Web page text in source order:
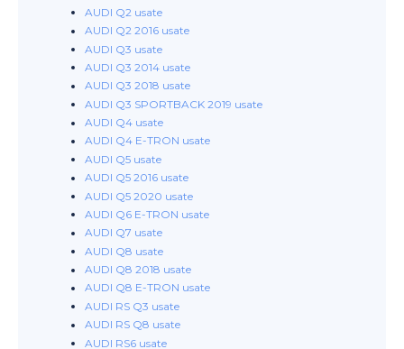
AUDI Q2 usate
AUDI Q2 2016 usate
AUDI Q3 usate
AUDI Q3 2014 usate
AUDI Q3 2018 usate
AUDI Q3 SPORTBACK 2019 usate
AUDI Q4 usate
AUDI Q4 E-TRON usate
AUDI Q5 usate
AUDI Q5 2016 usate
AUDI Q5 2020 usate
AUDI Q6 E-TRON usate
AUDI Q7 usate
AUDI Q8 usate
AUDI Q8 2018 usate
AUDI Q8 E-TRON usate
AUDI RS Q3 usate
AUDI RS Q8 usate
AUDI RS6 usate